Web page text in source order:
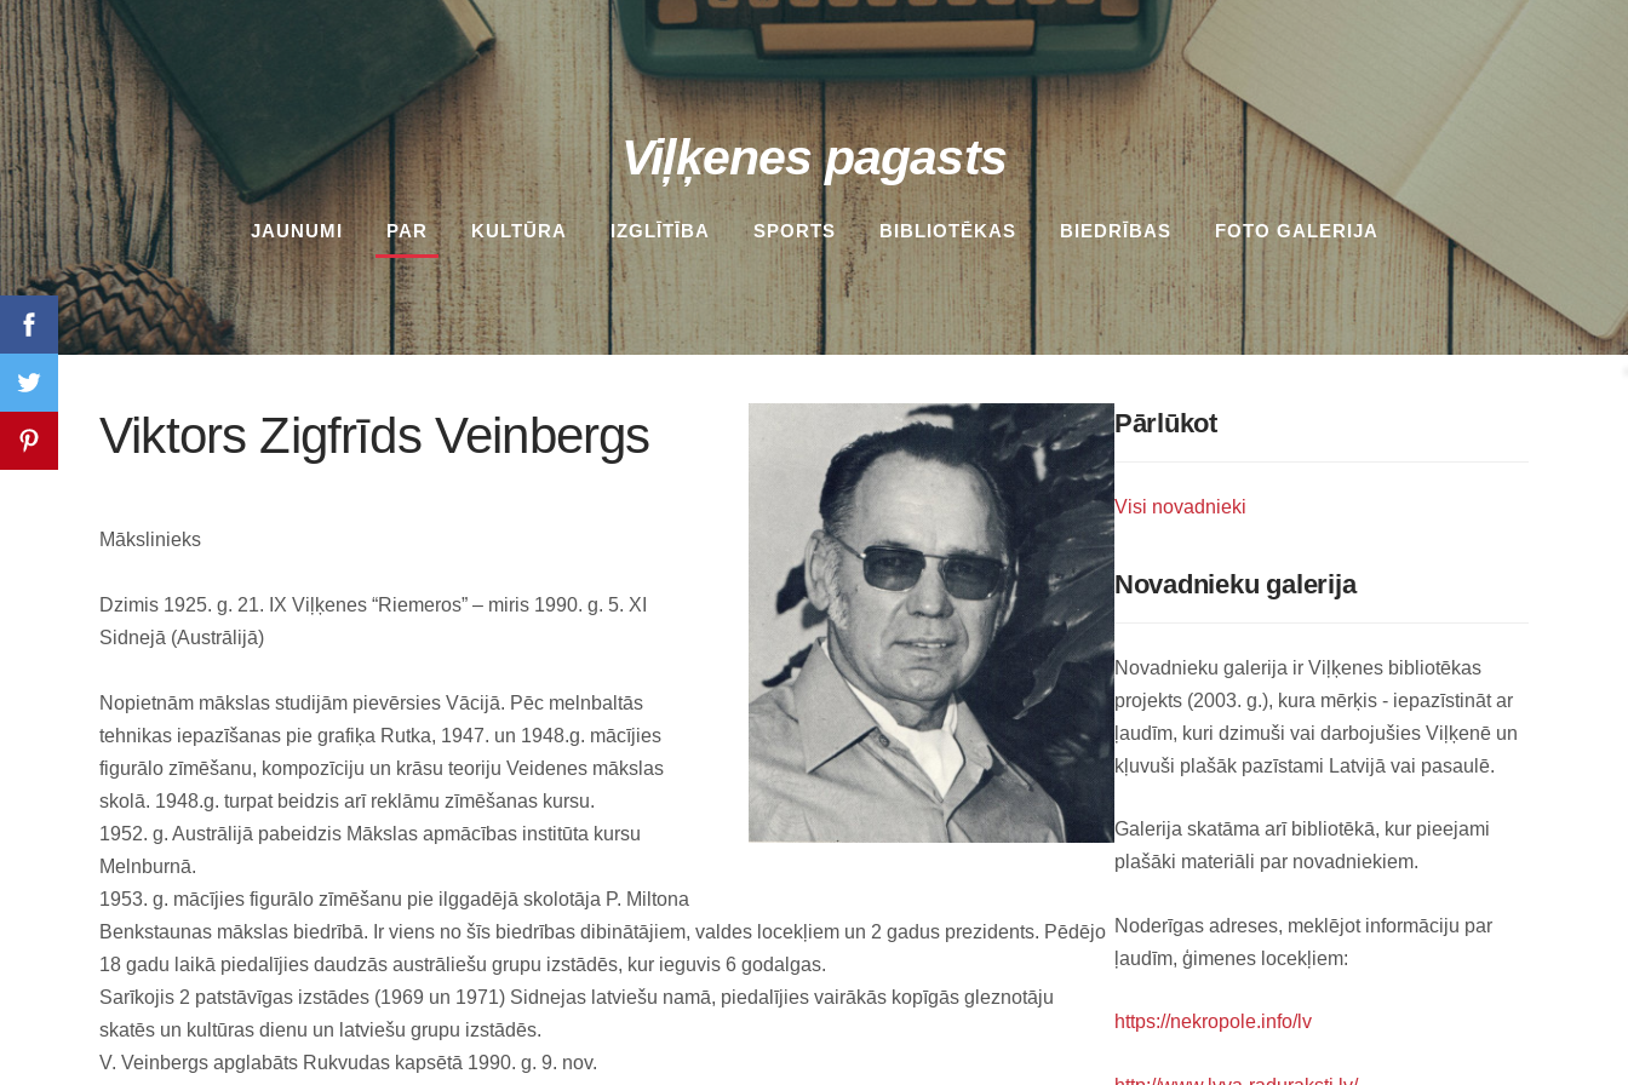
Viļķenes pagasts
JAUNUMI PAR KULTŪRA IZGLĪTĪBA SPORTS BIBLIOTĒKAS BIEDRĪBAS FOTO GALERIJA
Pārlūkot
Visi novadnieki
Novadnieku galerija
Novadnieku galerija ir Viļķenes bibliotēkas
projekts (2003. g.), kura mērķis - iepazīstināt ar
ļaudīm, kuri dzimuši vai darbojušies Viļķenē un
kļuvuši plašāk pazīstami Latvijā vai pasaulē.
Galerija skatāma arī bibliotēkā, kur pieejami
plašāki materiāli par novadniekiem.
Noderīgas adreses, meklējot informāciju par
ļaudīm, ģimenes locekļiem:
https://nekropole.info/lv
Viktors Zigfrīds Veinbergs
Mākslinieks
Dzimis 1925. g. 21. IX Viļķenes “Riemeros” – miris 1990. g. 5. XI
Sidnejā (Austrālijā)
Nopietnām mākslas studijām pievērsies Vācijā. Pēc melnbaltās
tehnikas iepazīšanas pie grafiķa Rutka, 1947. un 1948.g. mācījies
figurālo zīmēšanu, kompozīciju un krāsu teoriju Veidenes mākslas
skolā. 1948.g. turpat beidzis arī reklāmu zīmēšanas kursu.
1952. g. Austrālijā pabeidzis Mākslas apmācības institūta kursu
Melnburnā.
1953. g. mācījies figurālo zīmēšanu pie ilggadējā skolotāja P. Miltona
Benkstaunas mākslas biedrībā. Ir viens no šīs biedrības dibinātājiem, valdes locekļiem un 2 gadus prezidents. Pēdējo
18 gadu laikā piedalījies daudzās austrāliešu grupu izstādēs, kur ieguvis 6 godalgas.
Sarīkojis 2 patstāvīgas izstādes (1969 un 1971) Sidnejas latviešu namā, piedalījies vairākās kopīgās gleznotāju
skatēs un kultūras dienu un latviešu grupu izstādēs.
V. Veinbergs apglabāts Rukvudas kapsētā 1990. g. 9. nov.